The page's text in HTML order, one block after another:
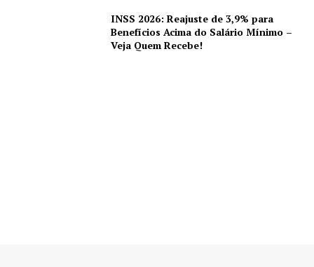
INSS 2026: Reajuste de 3,9% para
Benefícios Acima do Salário Mínimo –
Veja Quem Recebe!